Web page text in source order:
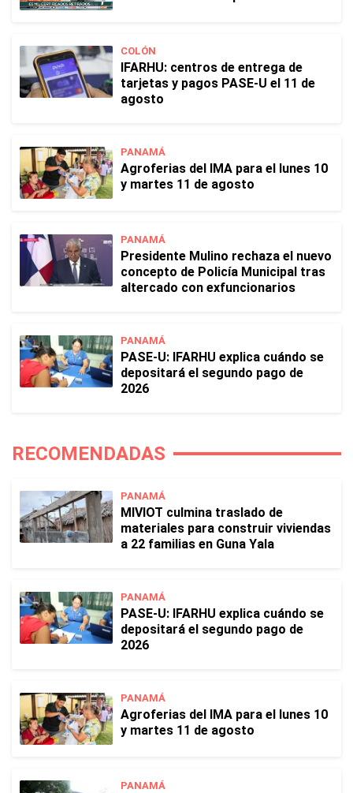
COLÓN
IFARHU: centros de entrega de
tarjetas y pagos PASE-U el 11 de
agosto
PANAMÁ
Agroferias del IMA para el lunes 10
y martes 11 de agosto
PANAMÁ
Presidente Mulino rechaza el nuevo
concepto de Policía Municipal tras
altercado con exfuncionarios
PANAMÁ
PASE-U: IFARHU explica cuándo se
depositará el segundo pago de
2026
RECOMENDADAS
PANAMÁ
MIVIOT culmina traslado de
materiales para construir viviendas
a 22 familias en Guna Yala
PANAMÁ
PASE-U: IFARHU explica cuándo se
depositará el segundo pago de
2026
PANAMÁ
Agroferias del IMA para el lunes 10
y martes 11 de agosto
PANAMÁ